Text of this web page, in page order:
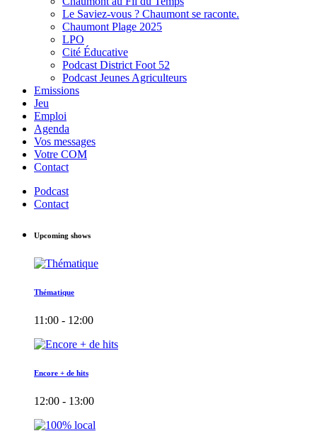
Le Saviez-vous ? Chaumont se raconte.
Chaumont Plage 2025
LPO
Cité Éducative
Podcast District Foot 52
Podcast Jeunes Agriculteurs
Emissions
Jeu
Emploi
Agenda
Vos messages
Votre COM
Contact
Podcast
Contact
Upcoming shows
Thématique
11:00 - 12:00
Encore + de hits
12:00 - 13:00